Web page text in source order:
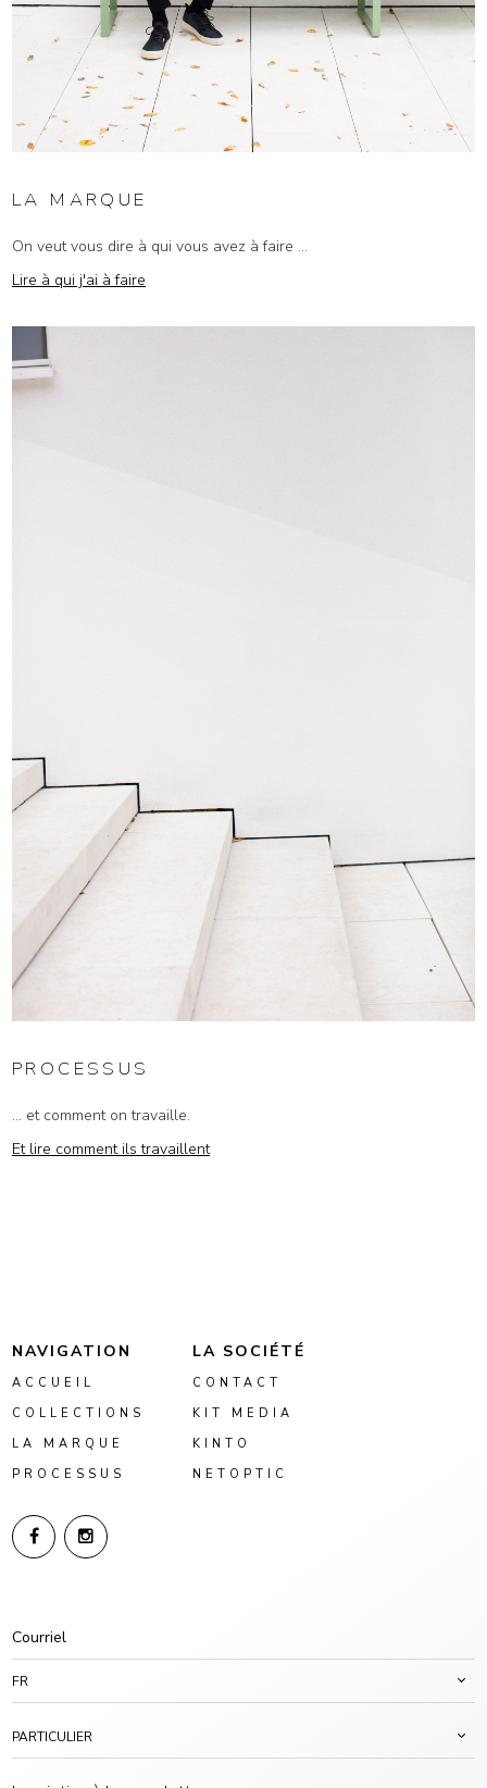
LA MARQUE
On veut vous dire à qui vous avez à faire ...
Lire à qui j'ai à faire
PROCESSUS
... et comment on travaille.
Et lire comment ils travaillent
NAVIGATION
ACCUEIL
COLLECTIONS
LA MARQUE
PROCESSUS
LA SOCIÉTÉ
CONTACT
KIT MEDIA
KINTO
NETOPTIC
FR
PARTICULIER